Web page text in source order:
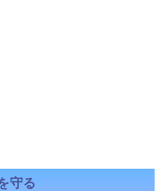
守る